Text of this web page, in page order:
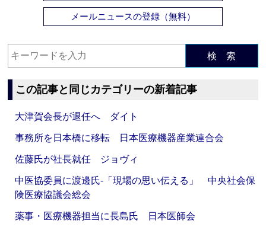
メールニュースの登録（無料）
検 索
この記事と同じカテゴリーの新着記事
大津賀会長が退任へ ダイト
事務所を日本橋に移転 日本医療機器産業連合会
佐藤氏が社長就任 ジョヴィ
中医協委員に渡邊氏‐「現場の思い伝える」 中央社会保
険医療協議会総会
薬事・医療機器担当に長島氏 日本医師会